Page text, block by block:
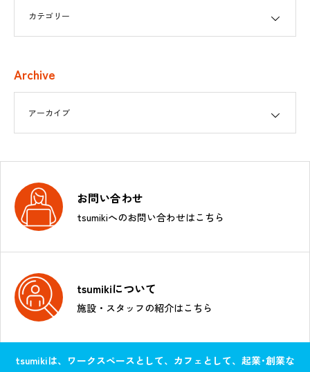
Archive
お問い合わせ
tsumikiへのお問い合わせはこちら
tsumikiについて
施設・スタッフの紹介はこちら
tsumikiは、ワークスペースとして、カフェとして、起業･創業な